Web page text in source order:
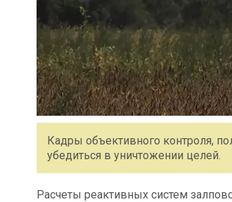
Кадры объективного контроля,
убедиться в уничтожении целей.
Расчеты реактивных систем